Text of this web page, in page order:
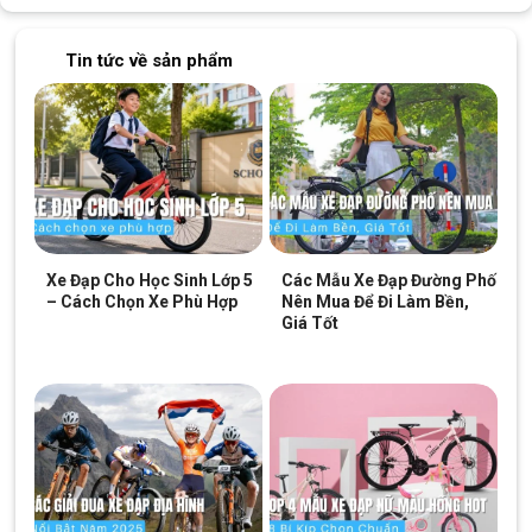
Khung sườn Xe Đạp Đường Phố Touring Vivente Quick 700c cấu tạo
Xe Đạp Đường Phố Touring Vivente Quick 700c
Là một mẫu xe trẻ trung với cấu hình khá tốt trong dòng đường
phố.
Đầu tiên có thể kể đến chính là phần
khung xeđược làm từ hợp
kim thép nhẹ nhưng rất chắc chắn với khả năng chịu trọng tải
lên tới120kg.
Tin tức về sản phẩm
Xe Đạp Cho Học Sinh Lớp 5
– Cách Chọn Xe Phù Hợp
Các Mẫu Xe Đạp Đường Phố
Nên Mua Để Đi Làm Bền,
Giá Tốt